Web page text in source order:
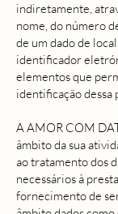
indiretamente,
nome, do número
de um dado de
identificador
elementos que
identificação dessa
A AMOR COM
âmbito da sua
ao tratamento dos
necessários à
fornecimento de